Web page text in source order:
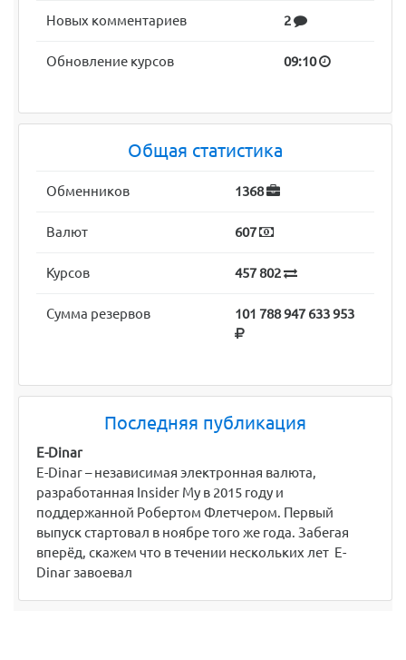
Новых комментариев 2
Обновление курсов 09:10
Общая статистика
Обменников 1368
Валют 607
Курсов 457 802
Сумма резервов 101 788 947 633 953
Последняя публикация
E-Dinar
E-Dinar – независимая электронная валюта,
разработанная Insider My в 2015 году и
поддержанной Робертом Флетчером. Первый
выпуск стартовал в ноябре того же года. Забегая
вперёд, скажем что в течении нескольких лет E-
Dinar завоевал